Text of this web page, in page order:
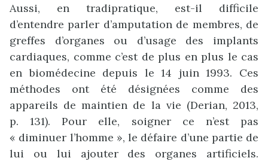
Aussi, en tradipratique, est-il difficile
d’entendre parler d’amputation de membres, de
greffes d’organes ou d’usage des implants
cardiaques, comme c’est de plus en plus le cas
en biomédecine depuis le 14 juin 1993. Ces
méthodes ont été désignées comme des
appareils de maintien de la vie (Derian, 2013,
p. 131). Pour elle, soigner ce n’est pas
« diminuer l’homme », le défaire d’une partie de
lui ou lui ajouter des organes artificiels.